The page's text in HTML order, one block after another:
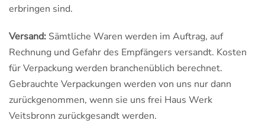
erbringen sind.
Versand: Sämtliche Waren werden im Auftrag, auf
Rechnung und Gefahr des Empfängers versandt. Kosten
für Verpackung werden branchenüblich berechnet.
Gebrauchte Verpackungen werden von uns nur dann
zurückgenommen, wenn sie uns frei Haus Werk
Veitsbronn zurückgesandt werden.